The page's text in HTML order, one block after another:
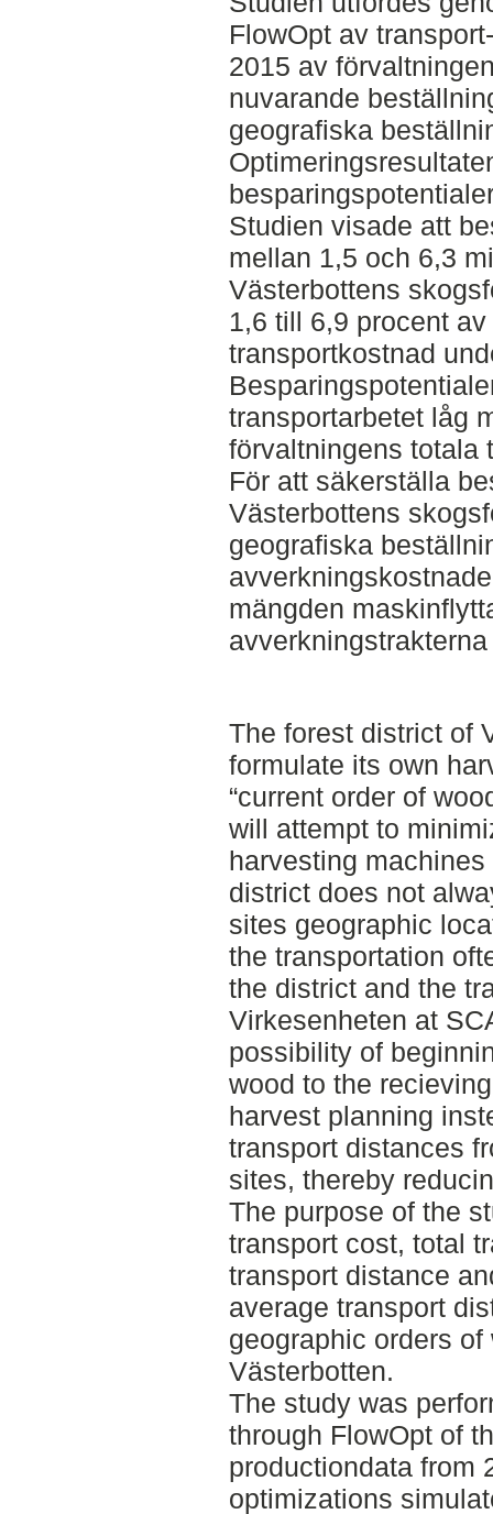
FlowOpt av
2015 av
nuvarande
geografiska
Studien visade att
mellan 1,5 och 6,3
Västerbottens
1,6 till 6,9 procent
transportkostnad
transportarbetet låg
förvaltningens totala
För att säkerställa
Västerbottens
geografiska
mängden
The forest district of
formulate its own
“current order of
will attempt to
harvesting
district does not
sites geographic
the transportation
the district and the
Virkesenheten at
possibility of
wood to the
harvest planning
transport distances
sites, thereby
The purpose of the
transport cost, total
transport distance
average transport
geographic orders
Västerbotten.
The study was
through FlowOpt of
productiondata from
optimizations